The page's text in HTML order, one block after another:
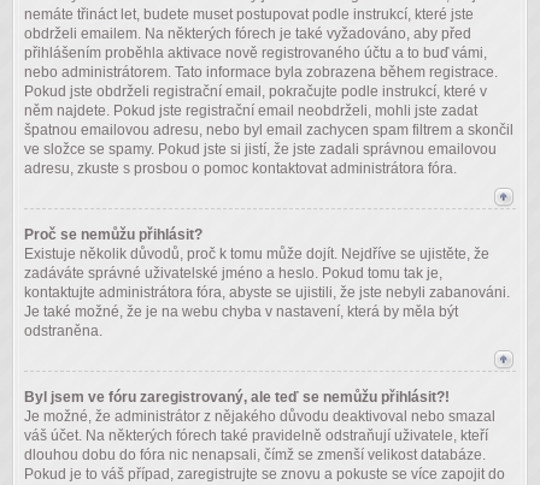
nemáte třináct let, budete muset postupovat podle instrukcí, které jste
obdrželi emailem. Na některých fórech je také vyžadováno, aby před
přihlášením proběhla aktivace nově registrovaného účtu a to buď vámi,
nebo administrátorem. Tato informace byla zobrazena během registrace.
Pokud jste obdrželi registrační email, pokračujte podle instrukcí, které v
něm najdete. Pokud jste registrační email neobdrželi, mohli jste zadat
špatnou emailovou adresu, nebo byl email zachycen spam filtrem a skončil
ve složce se spamy. Pokud jste si jistí, že jste zadali správnou emailovou
adresu, zkuste s prosbou o pomoc kontaktovat administrátora fóra.
Proč se nemůžu přihlásit?
Existuje několik důvodů, proč k tomu může dojít. Nejdříve se ujistěte, že
zadáváte správné uživatelské jméno a heslo. Pokud tomu tak je,
kontaktujte administrátora fóra, abyste se ujistili, že jste nebyli zabanováni.
Je také možné, že je na webu chyba v nastavení, která by měla být
odstraněna.
Byl jsem ve fóru zaregistrovaný, ale teď se nemůžu přihlásit?!
Je možné, že administrátor z nějakého důvodu deaktivoval nebo smazal
váš účet. Na některých fórech také pravidelně odstraňují uživatele, kteří
dlouhou dobu do fóra nic nenapsali, čímž se zmenší velikost databáze.
Pokud je to váš případ, zaregistrujte se znovu a pokuste se více zapojit do